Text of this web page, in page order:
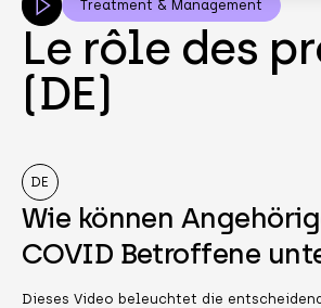
Treatment & Management
Le rôle des
(DE)
DE
Wie können
COVID Betroffene
Dieses Video beleuchtet die